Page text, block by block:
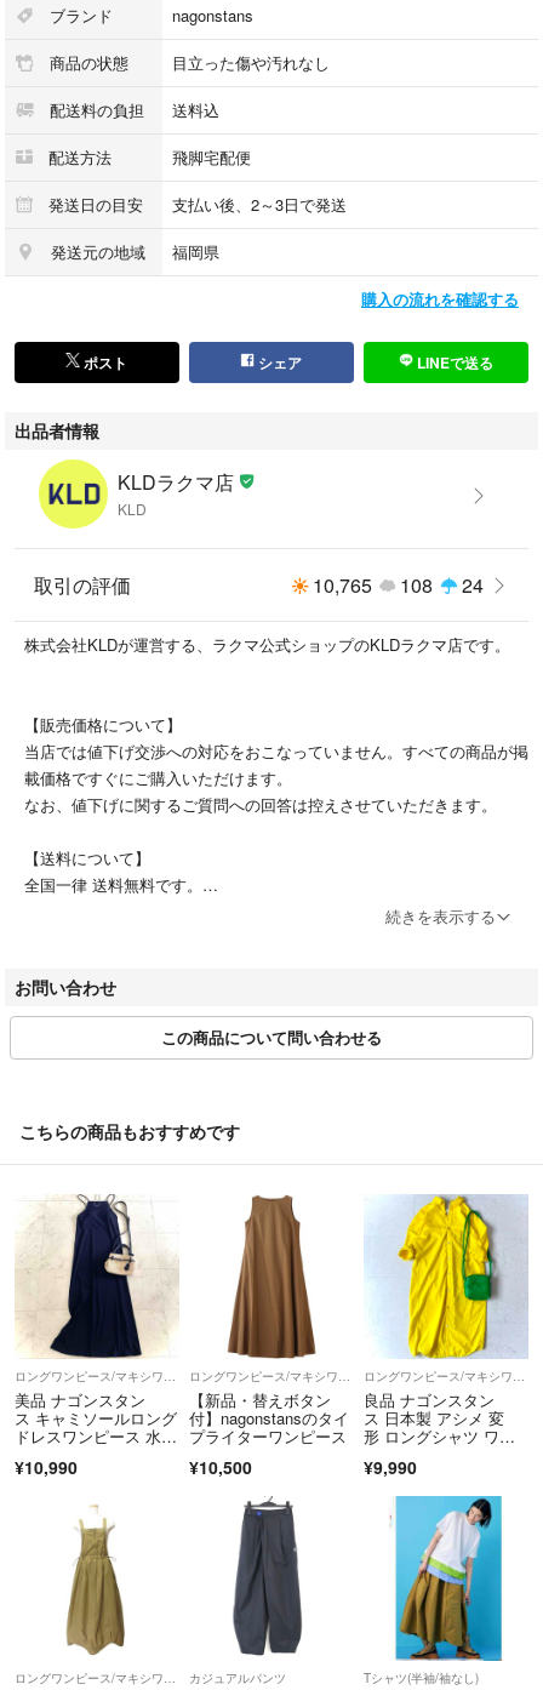
【表記サイズ】
【平置き実寸(cm)】
肩幅: 26
着丈: 120
採寸値の計測方法について：
https://portal.kld-c.jp/1b6624eb8b7a4e9fa9c413a9e2d97cd8
【状態】
目立ったダメージや極端な使用感は感じられず、中古品としては比較的程
傷や汚れのあるお品物の場合、商品画像にて該当部分をポインターで示し
ています。
※当店の商品はすべて中古品、また未使用品であっても一度人の手に渡っ
たものとなります。
ご理解ご了承の上ご検討ください。
ブランド nagonstans
商品の状態 目立った傷や汚れなし
配送料の負担 送料込
配送方法 飛脚宅配便
発送日の目安 支払い後、2～3日で発送
発送元の地域 福岡県
購入の流れを確認する
ポスト シェア LINEで送る
出品者情報
KLDラクマ店
KLD
取引の評価 10,765 108 24
株式会社KLDが運営する、ラクマ公式ショップのKLDラクマ店です。
【販売価格について】
当店では値下げ交渉への対応をおこなっていません。すべての商品が掲
載価格ですぐにご購入いただけます。
なお、値下げに関するご質問への回答は控えさせていただきます。
【送料について】
全国一律 送料無料です。
ます。
配送方法は、佐川急便またはヤマト運輸のネコポスにて配送いたしま
す。（沖縄・離島・一部地域は、ゆうパックでの配送となります）
土日祝を除き、10時 ~ 17時 を営業時間としています。
【商品について】
・取扱い商品はすべて1点ものであるため、ご注文品をご用意できない
場合にはキャンセルのご案内をいたします。
・出品物、付属品は特筆のない限り画像掲載のものが全てです（ハンガ
ー等の撮影小物は除く）。
・パンツの裾上げ、袖や着丈の詰めの有無については、判断が難しい場
合がございます。実寸値をご参照いただき、ご不明点はお気軽にご質問
ください。
・色の記載には主観が介入します。また、何色と明確にお答えするのが
難しい事もございますので、写真よりご判断ください。
------------
こちらのアカウントはラクマ公式パートナーの株式会社KLDによって運
営されています。
▼特定商取引法表示
https://fril.jp/ts/official/law/kld/
▼返品特約
https://fril.jp/ts/official/law/kld/#return_policy
続きを表示する
お問い合わせ
この商品について問い合わせる
こちらの商品もおすすめです
ロングワンピース/マキシワンピース
美品 ナゴンスタン
ス キャミソールロング
ドレスワンピース 水陸
¥10,990
ロングワンピース/マキシワンピース
【新品・替えボタン
付】nagonstansのタイ
プライターワンピース
¥10,500
ロングワンピース/マキシワンピース
良品 ナゴンスタン
ス 日本製 アシメ 変
形 ロングシャツ ワン
¥9,990
カジュアルパンツ Tシャツ(半袖/袖なし)